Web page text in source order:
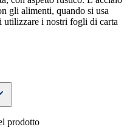
gli alimenti, quando si usa
utilizzare i nostri fogli di carta
prodotto